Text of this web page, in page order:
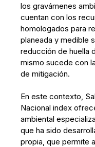
los gravámenes
cuentan con los
homologados para
planeada y medible
reducción de huella
mismo sucede con
de mitigación.
En este contexto,
Nacional index
ambiental
que ha sido
propia, que permite